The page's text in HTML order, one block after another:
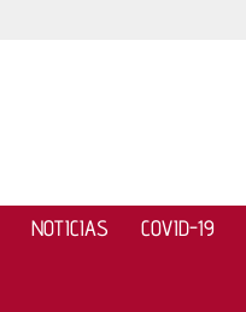
NOTICIAS COVID-19